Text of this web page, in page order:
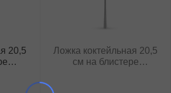
20,5
Ложка коктейльная 20,5
см на блистере